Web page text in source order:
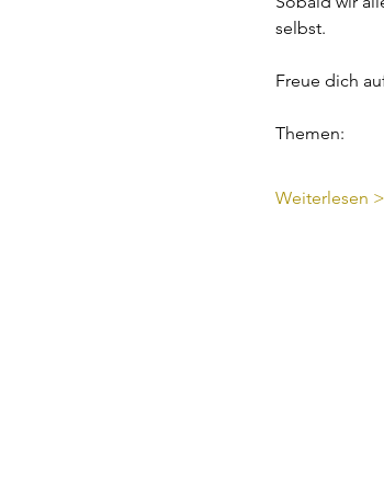
selbst.
Freue dich
Themen:
Weiterlesen >